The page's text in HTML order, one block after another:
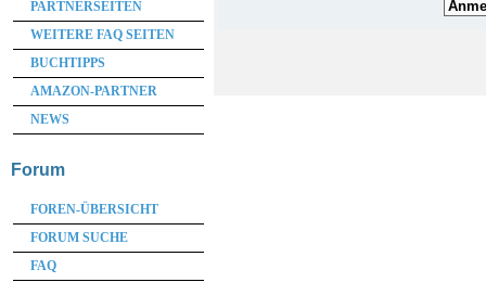
PARTNERSEITEN
WEITERE FAQ SEITEN
BUCHTIPPS
AMAZON-PARTNER
NEWS
Forum
FOREN-ÜBERSICHT
FORUM SUCHE
FAQ